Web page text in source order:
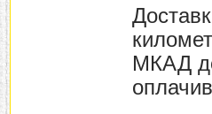
МКАД